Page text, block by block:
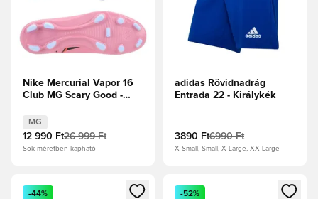
Nike Mercurial Vapor 16
Club MG Scary Good -
Flamingo/Fekete/Total
Crimson
MG
12 990 Ft26 999 Ft
Sok méretben kapható
adidas Rövidnadrág
Entrada 22 - Királykék
3890 Ft6990 Ft
X-Small, Small, X-Large, XX-Large
Megnyit egy modált a bejelentkezéshez vagy a tagként
-44%
Megnyit egy modált a
-52%